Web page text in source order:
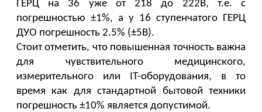
ГЕРЦ на 36 уже от 218 до 222В, т.е. с
погрешностью ±1%, а у 16 ступенчатого ГЕРЦ
ДУО погрешность 2.5% (±5В).
Стоит отметить, что повышенная точность важна
для чувствительного медицинского,
измерительного или IT-оборудования, в то
время как для стандартной бытовой техники
погрешность ±10% является допустимой.